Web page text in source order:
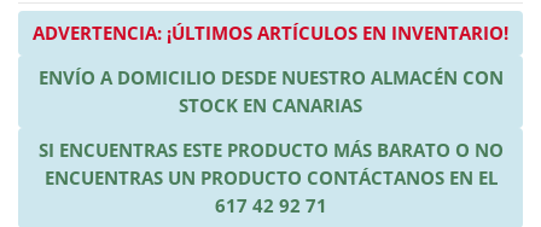
ADVERTENCIA: ¡ÚLTIMOS ARTÍCULOS EN INVENTARIO!
ENVÍO A DOMICILIO DESDE NUESTRO ALMACÉN CON
STOCK EN CANARIAS
SI ENCUENTRAS ESTE PRODUCTO MÁS BARATO O NO
ENCUENTRAS UN PRODUCTO CONTÁCTANOS EN EL
617 42 92 71